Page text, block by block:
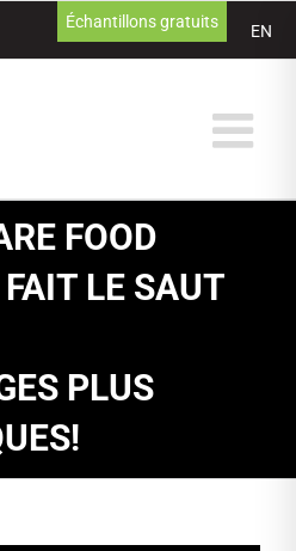
EN
Échantillons gratuits
FOOD
LE SAUT
PLUS